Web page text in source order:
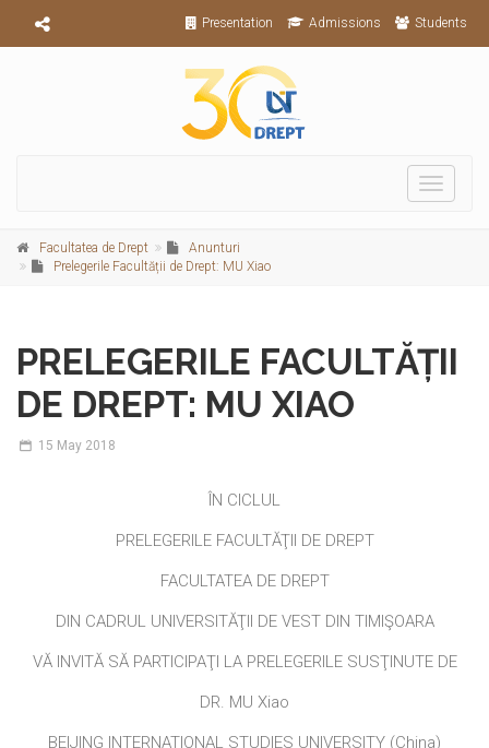
Presentation Admissions Students
Toggle
Facultatea de Drept
Anunturi
Prelegerile Facultății de Drept: MU Xiao
PRELEGERILE FACULTĂȚII
DE DREPT: MU XIAO
15 May 2018
ÎN CICLUL
PRELEGERILE FACULTĂŢII DE DREPT
FACULTATEA DE DREPT
DIN CADRUL UNIVERSITĂŢII DE VEST DIN TIMIŞOARA
VĂ INVITĂ SĂ PARTICIPAŢI LA PRELEGERILE SUSŢINUTE DE
DR. MU Xiao
BEIJING INTERNATIONAL STUDIES UNIVERSITY (China)